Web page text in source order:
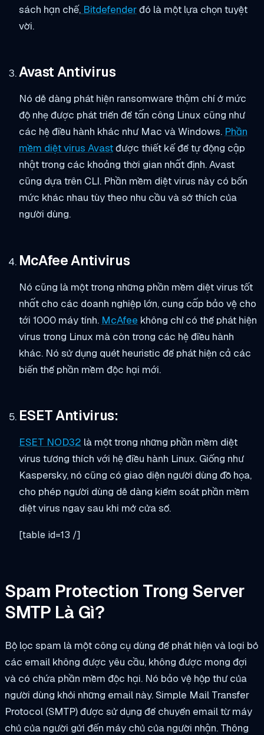
sách hạn chế,Bitdefenderđó là một lựa chọn tuyệt
vời.
Avast Antivirus
Nó dễ dàng phát hiện ransomware thậm chí ở mức
độ nhẹ được phát triển để tấn công Linux cũng như
các hệ điều hành khác như Mac và Windows. Phần
mềm diệt virus Avastđược thiết kế để tự động cập
nhật trong các khoảng thời gian nhất định. Avast
cũng dựa trên CLI. Phần mềm diệt virus này có bốn
mức khác nhau tùy theo nhu cầu và sở thích của
người dùng.
McAfee Antivirus
Nó cũng là một trong những phần mềm diệt virus tốt
nhất cho các doanh nghiệp lớn, cung cấp bảo vệ cho
tới 1000 máy tính. McAfee không chỉ có thể phát hiện
virus trong Linux mà còn trong các hệ điều hành
khác. Nó sử dụng quét heuristic để phát hiện cả các
biến thể phần mềm độc hại mới.
ESET Antivirus:
ESET NOD32 là một trong những phần mềm diệt
virus tương thích với hệ điều hành Linux. Giống như
Kaspersky, nó cũng có giao diện người dùng đồ họa,
cho phép người dùng dễ dàng kiểm soát phần mềm
diệt virus ngay sau khi mở cửa sổ.
[table id=13 /]
Spam Protection Trong Server
SMTP Là Gì?
Bộ lọc spam là một công cụ dùng để phát hiện và loại bỏ
các email không được yêu cầu, không được mong đợi
và có chứa phần mềm độc hại. Nó bảo vệ hộp thư của
người dùng khỏi những email này. Simple Mail Transfer
Protocol (SMTP) được sử dụng để chuyển email từ máy
chủ của người gửi đến máy chủ của người nhận. Thông